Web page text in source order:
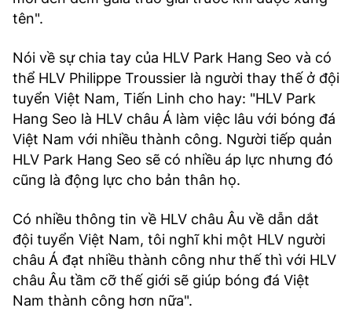
tên".
Nói về sự chia tay của HLV Park Hang Seo và có
thể HLV Philippe Troussier là người thay thế ở đội
tuyển Việt Nam, Tiến Linh cho hay: "HLV Park
Hang Seo là HLV châu Á làm việc lâu với bóng đá
Việt Nam với nhiều thành công. Người tiếp quản
HLV Park Hang Seo sẽ có nhiều áp lực nhưng đó
cũng là động lực cho bản thân họ.
Có nhiều thông tin về HLV châu Âu về dẫn dắt
đội tuyển Việt Nam, tôi nghĩ khi một HLV người
châu Á đạt nhiều thành công như thế thì với HLV
châu Âu tầm cỡ thế giới sẽ giúp bóng đá Việt
Nam thành công hơn nữa".